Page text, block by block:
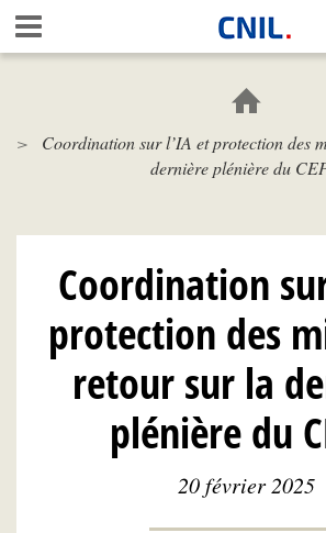
Aller
au
contenu
i
Coordination sur l’IA et protection des
dernière plénière du
Coordination
protection des
retour sur la
plénière du
20 février 2025
Gestion de vos préférences sur les cookies